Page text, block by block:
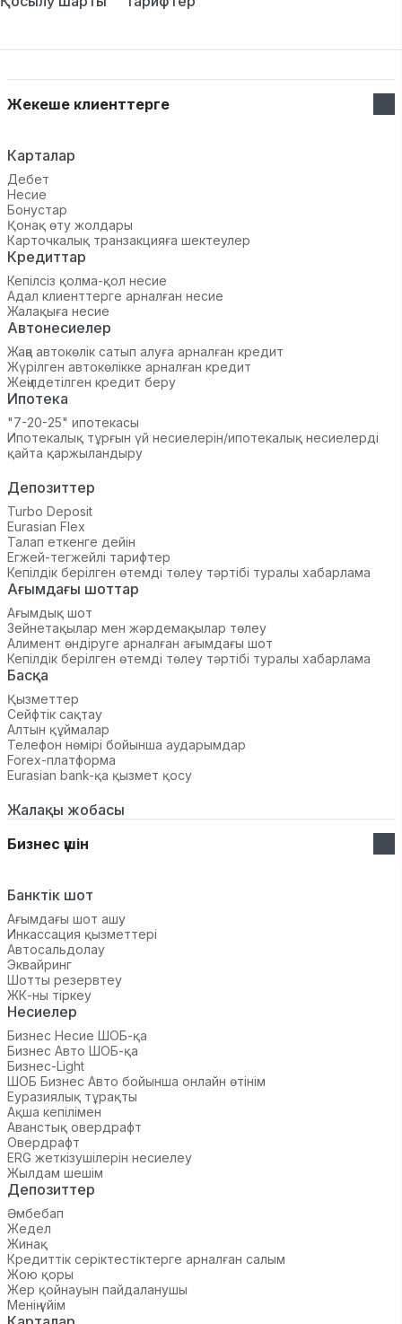
Жекеше клиенттерге
Карталар
Дебет
Несие
Бонустар
Қонақ өту жолдары
Карточкалық транзакцияға шектеулер
Кредиттар
Кепілсіз қолма-қол несие
Адал клиенттерге арналған несие
Жалақыға несие
Автонесиелер
Жаңа автокөлік сатып алуға арналған кредит
Жүрілген автокөлікке арналған кредит
Жеңілдетілген кредит беру
Ипотека
"7-20-25" ипотекасы
Ипотекалық тұрғын үй несиелерін/ипотекалық несиелерді
қайта қаржыландыру
Депозиттер
Turbo Deposit
Eurasian Flex
Талап еткенге дейін
Егжей-тегжейлі тарифтер
Кепілдік берілген өтемді төлеу тәртібі туралы хабарлама
Ағымдағы шоттар
Ағымдық шот
Зейнетақылар мен жәрдемақылар төлеу
Алимент өндіруге арналған ағымдағы шот
Кепілдік берілген өтемді төлеу тәртібі туралы хабарлама
Басқа
Қызметтер
Сейфтік сақтау
Алтын құймалар
Телефон нөмірі бойынша аударымдар
Forex-платформа
Eurasian bank-қа қызмет қосу
Жалақы жобасы
Бизнес үшін
Банктік шот
Ағымдағы шот ашу
Инкассация қызметтері
Автосальдолау
Эквайринг
Шотты резервтеу
ЖК-ны тіркеу
Несиелер
Бизнес Несие ШОБ-қа
Бизнес Авто ШОБ-қа
Бизнес-Light
ШОБ Бизнес Авто бойынша онлайн өтінім
Еуразиялық тұрақты
Ақша кепілімен
Аванстық овердрафт
Овердрафт
ERG жеткізушілерін несиелеу
Жылдам шешім
Депозиттер
Әмбебап
Жедел
Жинақ
Кредиттік серіктестіктерге арналған салым
Жою қоры
Жер қойнауын пайдаланушы
Менің үйім